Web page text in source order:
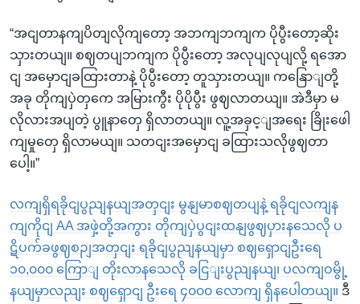
“အငျတာနကျပိတျလိုကျတော့ အဘကျဘကျက ပိုပွီးတော့ဆိုး
သှားတယျ။ စဈတပျဘကျက ပိုပွီးတော့ အလုပျလုပျလို့ ရအော
ငျ အမှောငျခထြားတာနဲ့ ပိုပွီးတော့ တူသှားတယျ။ ကနြောျတို့
အခု တိုကျပှဲတှကေ အမြားကွီး ပိုပိုပွီး ဖွဈလာတယျ။ အဲဒီမှာ မ
လိုလားအပျတဲ့ ပွူနာတှေ ရှိလာတယျ။ လူ့အခှင့ျအရေး ခြိုးဖေါ
ကျမှုတှေ ရှိလာမယျ။ သတငျးအမှောငျ ခထြားသလိုဖွဈတာ
ပေါ့။”
လကျရှိရခိုငျပွညျနယျအတှငျး မွနျမာစဈတပျနဲ့ ရခိုငျလကျန
ကျကိုငျ AA အဖှဲ့တို့အကွား တိုကျပှဲပွငျးထနျဖွဈပှားနသေလို ပ
ဋိပက်ခဖွဈစဉျအတှငျး ရခိုငျပွညျနယျမှာ စဈရှောငျဦးရေ
၁၀,၀၀၀ ကြောျ တိုးလာနသေလို ခငြျးပွညျနယျ၊ ပလကျဝမွို့
နယျမှာလညျး စဈရှောငျ ဦးရေ ၄၀၀၀ လောကျ ရှိနပေါတယျ။ ဒီ